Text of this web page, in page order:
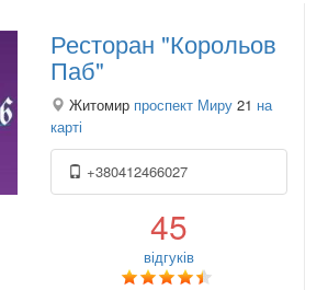
Ресторан "Корольов
Паб"
Житомир проспект Миру 21 на
карті
+380412466027
45
відгуків